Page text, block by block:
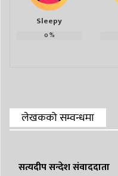
Sleepy
0%
लेखकको सम्वन्धमा
सत्यदीप सन्देश संवाददाता